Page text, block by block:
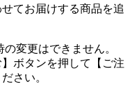
てお届けする商品を追
変更はできません。
ボタンを押して【ご注
さい。